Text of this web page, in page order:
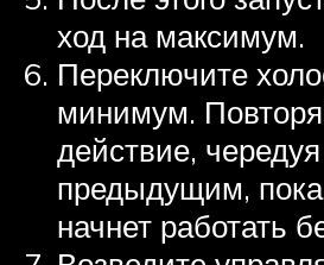
ход на максимум.
Переключите
минимум.
действие,
предыдущим, пока
начнет работать